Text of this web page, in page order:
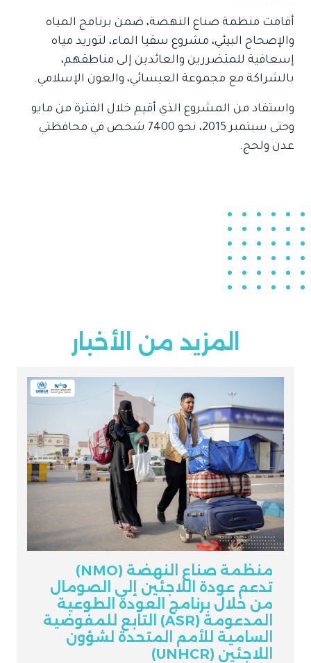
أقامت منظمة صناع النهضة، ضمن برنامج المياه
والإصحاح البيئي، مشروع سقيا الماء، لتوريد مياه
إسعافية للمتضررين والعائدين إلى مناطقهم،
بالشراكة مع مجموعة العيسائي، والعون الإسلامي.
واستفاد من المشروع الذي أقيم خلال الفترة من مايو
وحتى سبتمبر 2015، نحو 7400 شخص في محافظتي
عدن ولحج.
المزيد من الأخبار
منظمة صناع النهضة (NMO)
تدعم عودة اللاجئين إلى الصومال
من خلال برنامج العودة الطوعية
المدعومة (ASR) التابع للمفوضية
السامية للأمم المتحدة لشؤون
اللاجئين (UNHCR)